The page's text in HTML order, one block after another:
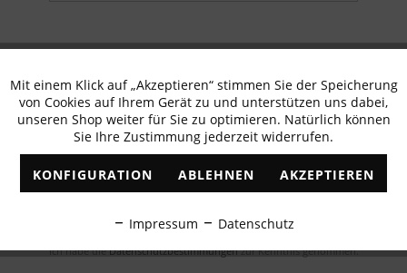
erhalten
✓ Exklusive Angebote ✓ Die aktuellsten Trends
ABONNIEREN
Ich habe dieDatenschutzbestimmungenzur Kenntnis genommen.
Funktionale Aktiv
Marketing Inaktiv
Tracking Inaktiv
Personalisierung Inaktiv
Mit einem Klick auf „Akzeptieren“ stimmen Sie der Speicherung
von Cookies auf Ihrem Gerät zu und unterstützen uns dabei,
unseren Shop weiter für Sie zu optimieren. Natürlich können
Sie Ihre Zustimmung jederzeit widerrufen.
KONFIGURATION ABLEHNEN AKZEPTIEREN
Impressum Datenschutz